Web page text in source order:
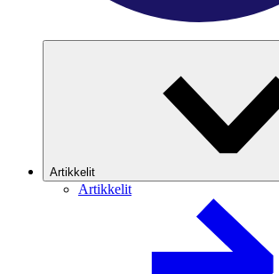
Artikkelit
Artikkelit